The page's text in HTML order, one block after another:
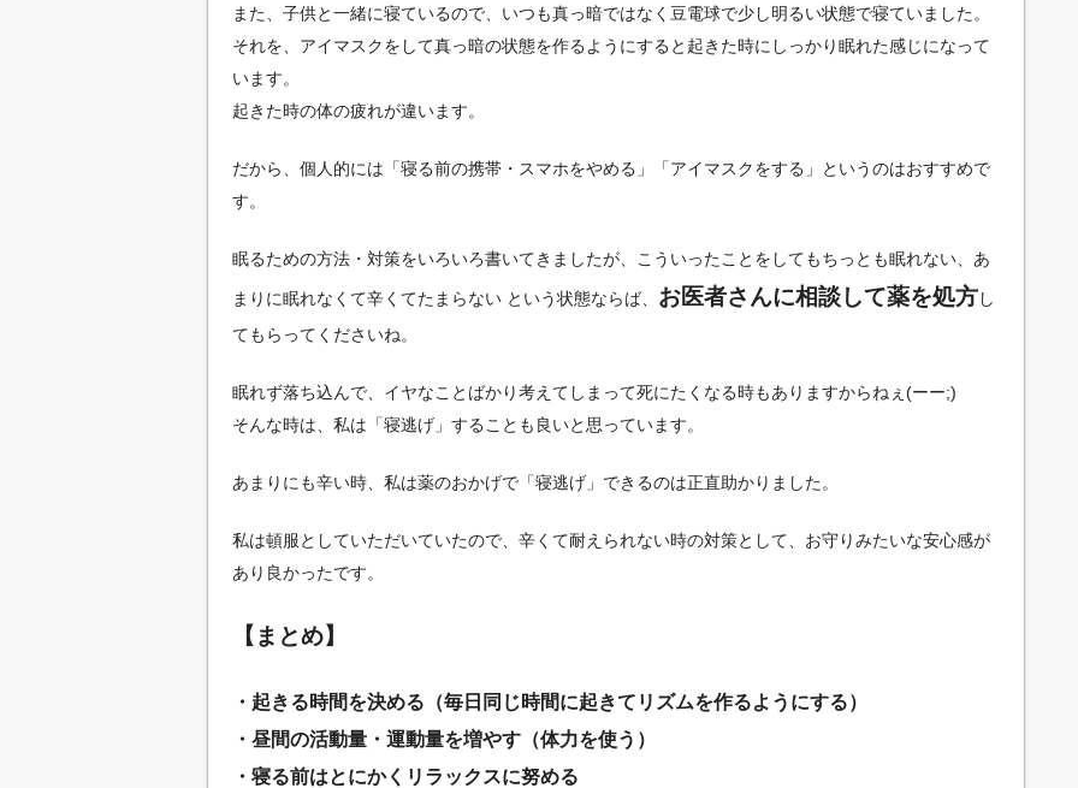
また、子供と一緒に寝ているので、いつも真っ暗ではなく豆電球で少し明るい状態で寝ていました。
それを、アイマスクをして真っ暗の状態を作るようにすると起きた時にしっかり眠れた感じになって
います。
起きた時の体の疲れが違います。
だから、個人的には「寝る前の携帯・スマホをやめる」「アイマスクをする」というのはおすすめで
す。
眠るための方法・対策をいろいろ書いてきましたが、こういったことをしてもちっとも眠れない、あ
まりに眠れなくて辛くてたまらない という状態ならば、 お医者さんに相談して薬を処方し
てもらってくださいね。
眠れず落ち込んで、イヤなことばかり考えてしまって死にたくなる時もありますからねぇ(ーー;)
そんな時は、私は「寝逃げ」することも良いと思っています。
あまりにも辛い時、私は薬のおかげで「寝逃げ」できるのは正直助かりました。
私は頓服としていただいていたので、辛くて耐えられない時の対策として、お守りみたいな安心感が
あり良かったです。
【まとめ】
・起きる時間を決める（毎日同じ時間に起きてリズムを作るようにする）
・昼間の活動量・運動量を増やす（体力を使う）
・寝る前はとにかくリラックスに努める